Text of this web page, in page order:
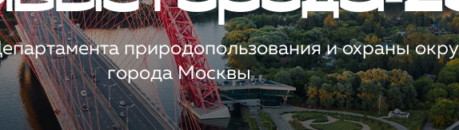
природопользования и охраны
города Москвы